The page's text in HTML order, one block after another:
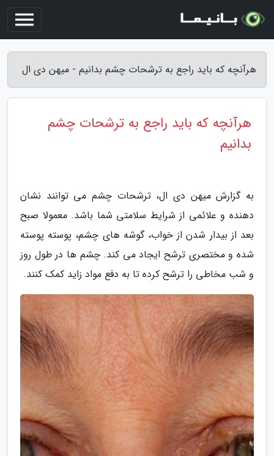
هرآنچه که باید راجع به ترشحات چشم بدانیم - میهن دی ال
هرآنچه که باید راجع به ترشحات چشم
بدانیم
به گزارش میهن دی ال، ترشحات چشم می توانند نشان
دهنده و علائمی از شرایط سلامتی شما باشد. معمولا صبح
بعد از بیدار شدن از خواب، گوشه های چشم، پوسته پوسته
شده و مختصری ترشح ایجاد می کند. چشم ها در طول روز
و شب مخاطی را ترشح کرده تا به دفع مواد زاید کمک کنند.